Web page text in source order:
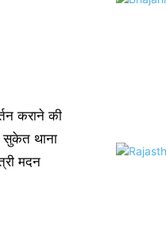
कराने की
सुकेत थाना
मदन